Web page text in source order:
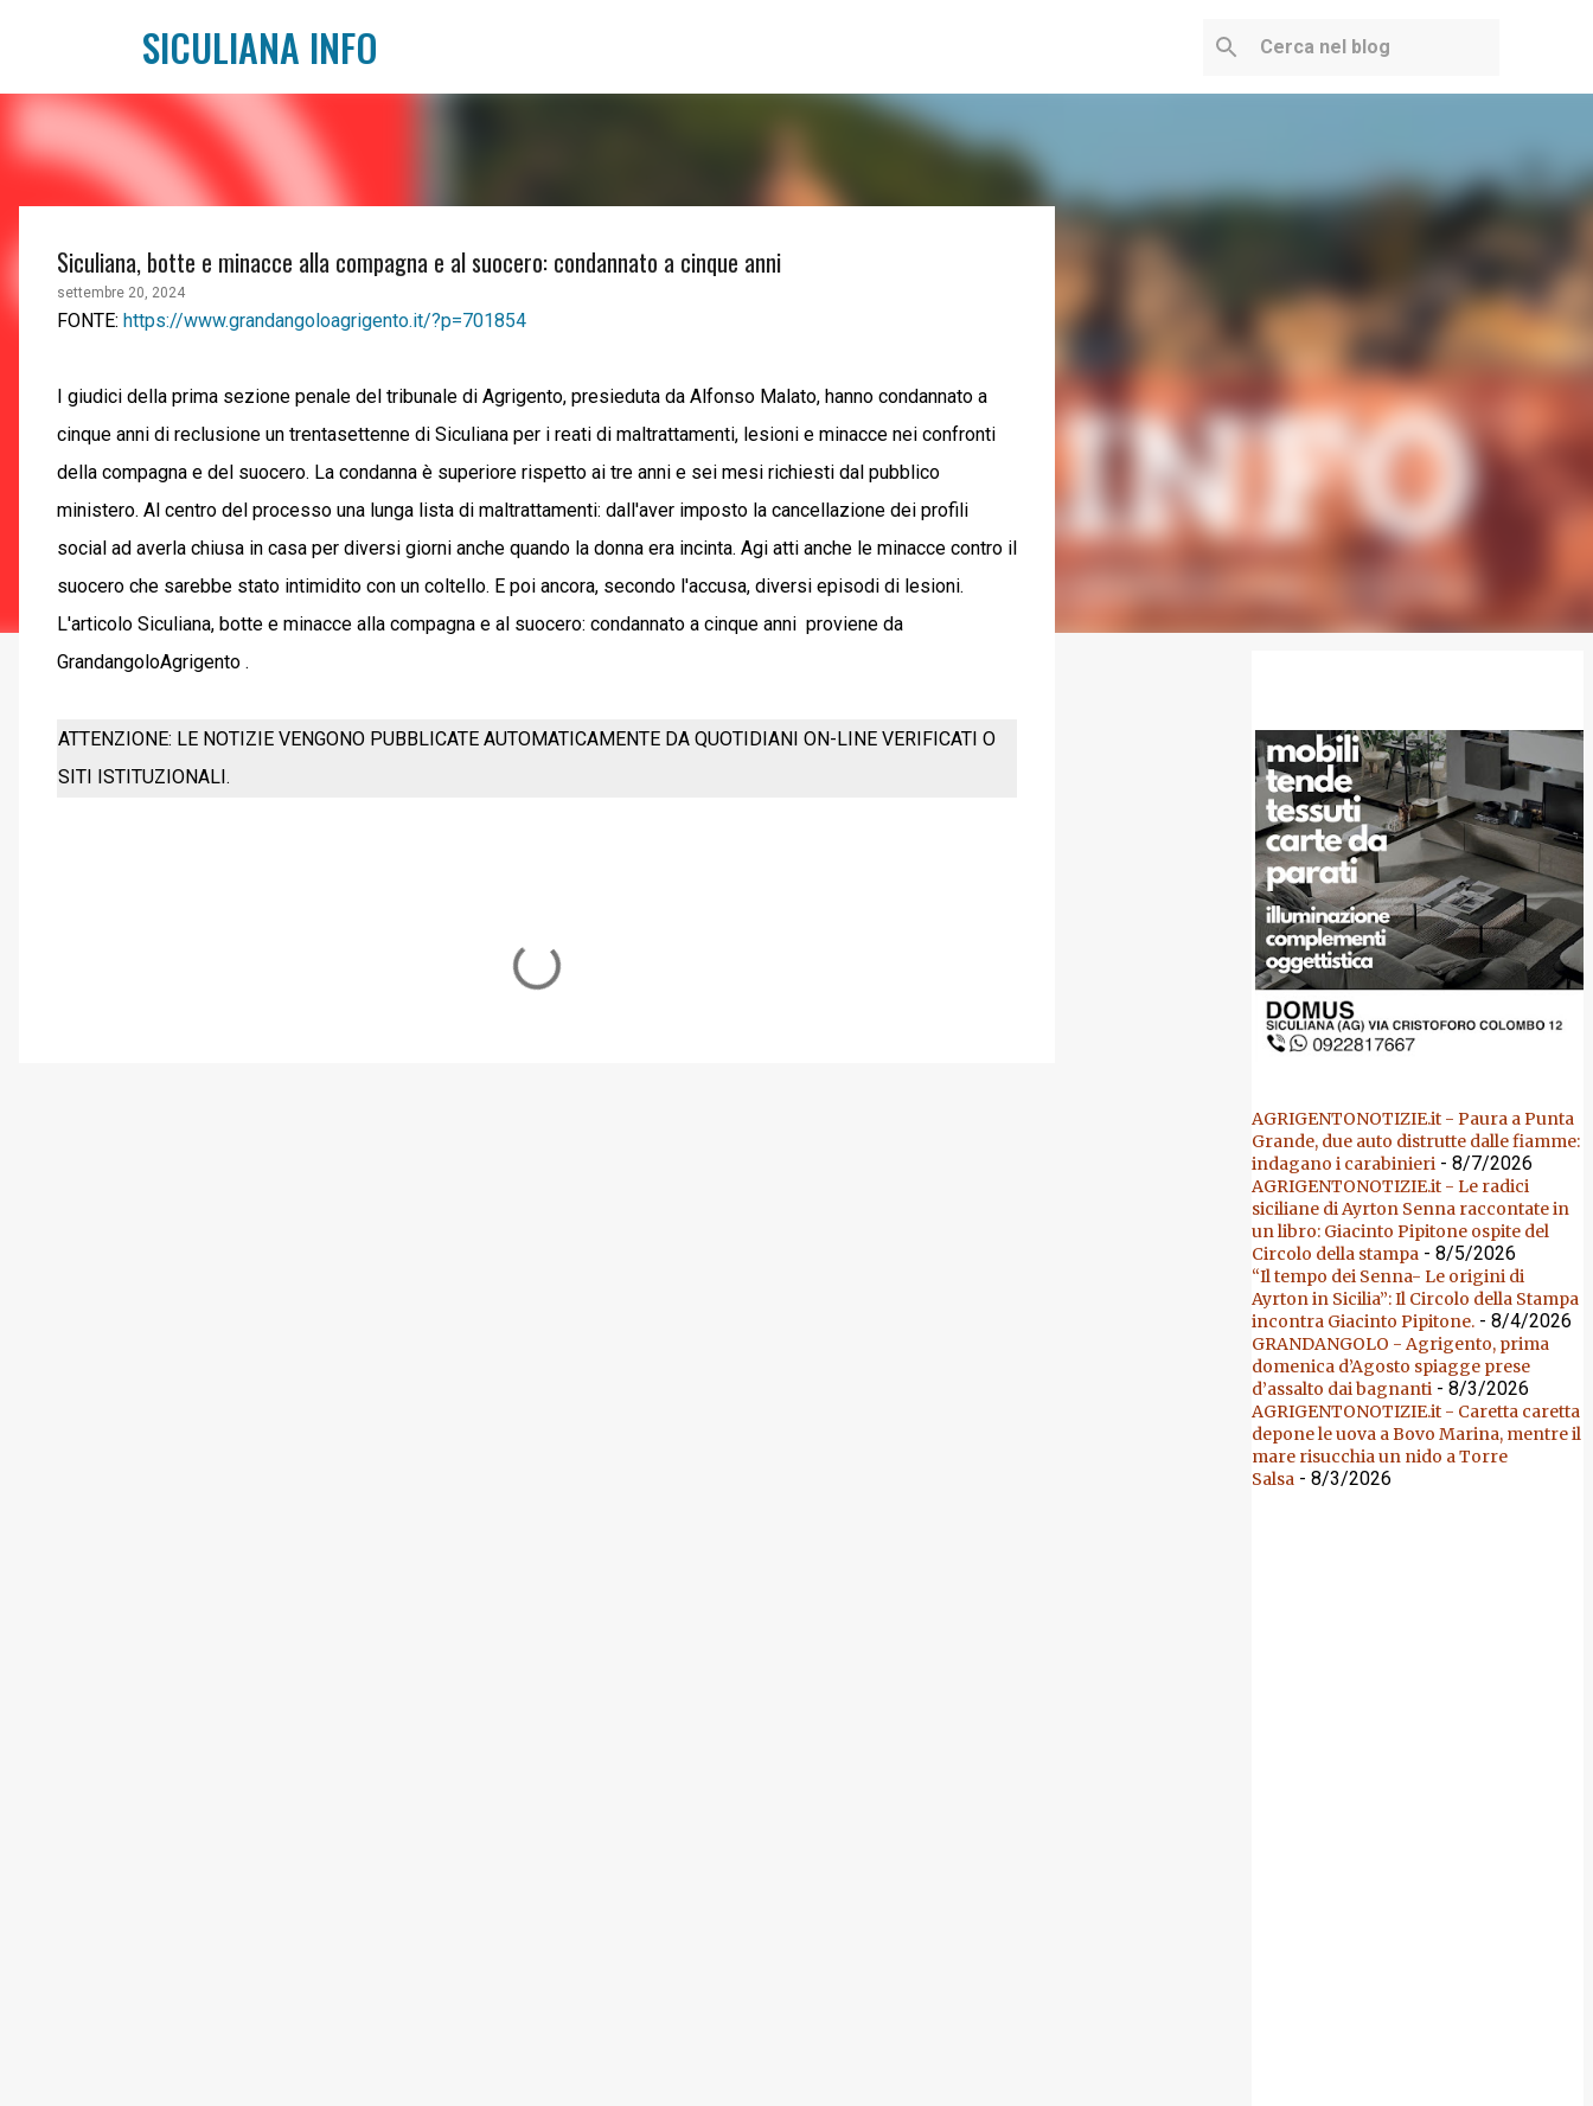
SICULIANA INFO
Siculiana, botte e minacce alla compagna e al suocero: condannato a cinque anni
settembre 20, 2024
FONTE: https://www.grandangoloagrigento.it/?p=701854
I giudici della prima sezione penale del tribunale di Agrigento, presieduta da Alfonso Malato, hanno condannato a
cinque anni di reclusione un trentasettenne di Siculiana per i reati di maltrattamenti, lesioni e minacce nei confronti
della compagna e del suocero. La condanna è superiore rispetto ai tre anni e sei mesi richiesti dal pubblico
ministero. Al centro del processo una lunga lista di maltrattamenti: dall'aver imposto la cancellazione dei profili
social ad averla chiusa in casa per diversi giorni anche quando la donna era incinta. Agi atti anche le minacce contro il
suocero che sarebbe stato intimidito con un coltello. E poi ancora, secondo l'accusa, diversi episodi di lesioni.
L'articolo Siculiana, botte e minacce alla compagna e al suocero: condannato a cinque anni proviene da
GrandangoloAgrigento .
ATTENZIONE: LE NOTIZIE VENGONO PUBBLICATE AUTOMATICAMENTE DA QUOTIDIANI ON-LINE VERIFICATI O
SITI ISTITUZIONALI.
AGRIGENTONOTIZIE.it - Paura a Punta
Grande, due auto distrutte dalle fiamme:
indagano i carabinieri - 8/7/2026
AGRIGENTONOTIZIE.it - Le radici
siciliane di Ayrton Senna raccontate in
un libro: Giacinto Pipitone ospite del
Circolo della stampa - 8/5/2026
“Il tempo dei Senna- Le origini di
Ayrton in Sicilia”: Il Circolo della Stampa
incontra Giacinto Pipitone. - 8/4/2026
GRANDANGOLO - Agrigento, prima
domenica d’Agosto spiagge prese
d’assalto dai bagnanti - 8/3/2026
AGRIGENTONOTIZIE.it - Caretta caretta
depone le uova a Bovo Marina, mentre il
mare risucchia un nido a Torre
Salsa - 8/3/2026